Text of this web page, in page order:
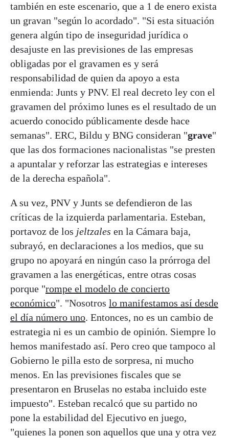
también en este escenario, que a 1 de enero exista
un gravan "según lo acordado". "Si esta situación
genera algún tipo de inseguridad jurídica o
desajuste en las previsiones de las empresas
obligadas por el gravamen es y será
responsabilidad de quien da apoyo a esta
enmienda: Junts y PNV. El real decreto ley con el
gravamen del próximo lunes es el resultado de un
acuerdo conocido públicamente desde hace
semanas". ERC, Bildu y BNG consideran "grave"
que las dos formaciones nacionalistas "se presten
a apuntalar y reforzar las estrategias e intereses
de la derecha española".
A su vez, PNV y Junts se defendieron de las
críticas de la izquierda parlamentaria. Esteban,
portavoz de los jeltzales en la Cámara baja,
subrayó, en declaraciones a los medios, que su
grupo no apoyará en ningún caso la prórroga del
gravamen a las energéticas, entre otras cosas
porque "rompe el modelo de concierto
económico". "Nosotros lo manifestamos así desde
el día número uno. Entonces, no es un cambio de
estrategia ni es un cambio de opinión. Siempre lo
hemos manifestado así. Pero creo que tampoco al
Gobierno le pilla esto de sorpresa, ni mucho
menos. En las previsiones fiscales que se
presentaron en Bruselas no estaba incluido este
impuesto". Esteban recalcó que su partido no
pone la estabilidad del Ejecutivo en juego,
"quienes la ponen son aquellos que una y otra vez